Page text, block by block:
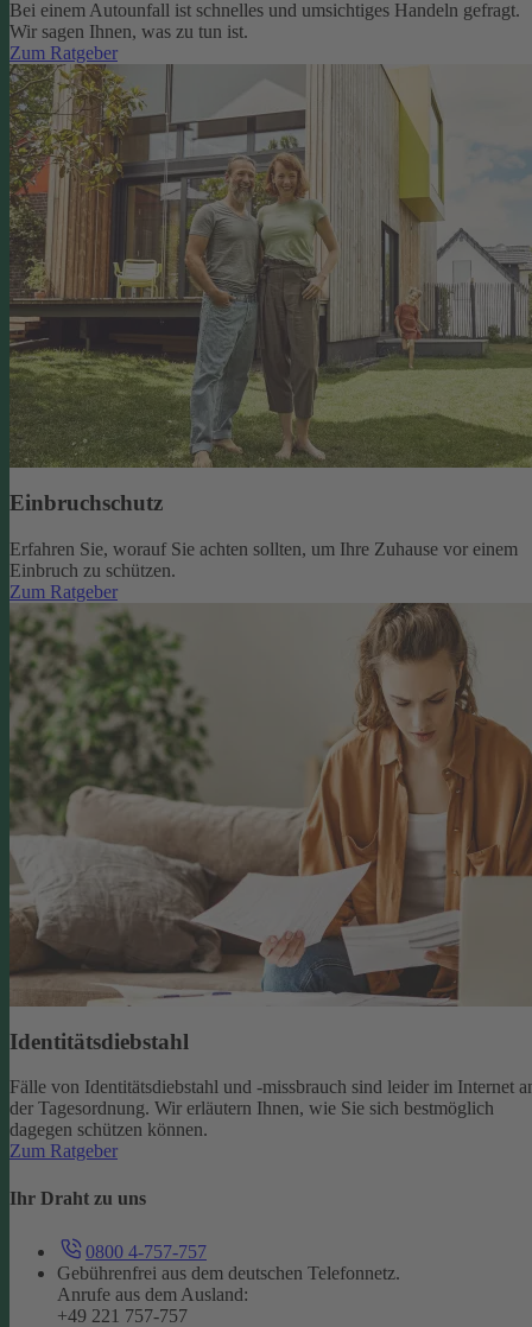
Bei einem Autounfall ist schnelles und umsichtiges Handeln gefragt.
Wir sagen Ihnen, was zu tun ist.
Zum Ratgeber
Einbruchschutz
Erfahren Sie, worauf Sie achten sollten, um Ihre Zuhause vor einem
Einbruch zu schützen.
Zum Ratgeber
Identitätsdiebstahl
Fälle von Identitätsdiebstahl und -missbrauch sind leider im Internet
der Tagesordnung. Wir erläutern Ihnen, wie Sie sich bestmöglich
dagegen schützen können.
Zum Ratgeber
Ihr Draht zu uns
0800 4-757-757
Gebührenfrei aus dem deutschen Telefonnetz.
Anrufe aus dem Ausland:
+49 221 757-757